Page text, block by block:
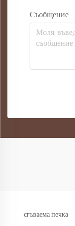
Съобщение
сгъваема печка